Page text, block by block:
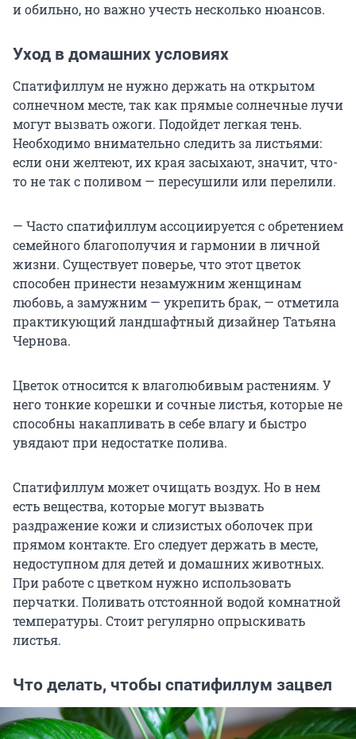
и обильно, но важно учесть несколько нюансов.
Уход в домашних условиях
Спатифиллум не нужно держать на открытом
солнечном месте, так как прямые солнечные лучи
могут вызвать ожоги. Подойдет легкая тень.
Необходимо внимательно следить за листьями:
если они желтеют, их края засыхают, значит, что-
то не так с поливом — пересушили или перелили.
— Часто спатифиллум ассоциируется с обретением
семейного благополучия и гармонии в личной
жизни. Существует поверье, что этот цветок
способен принести незамужним женщинам
любовь, а замужним — укрепить брак, — отметила
практикующий ландшафтный дизайнер Татьяна
Чернова.
Цветок относится к влаголюбивым растениям. У
него тонкие корешки и сочные листья, которые не
способны накапливать в себе влагу и быстро
увядают при недостатке полива.
Спатифиллум может очищать воздух. Но в нем
есть вещества, которые могут вызвать
раздражение кожи и слизистых оболочек при
прямом контакте. Его следует держать в месте,
недоступном для детей и домашних животных.
При работе с цветком нужно использовать
перчатки. Поливать отстоянной водой комнатной
температуры. Стоит регулярно опрыскивать
листья.
Что делать, чтобы спатифиллум зацвел